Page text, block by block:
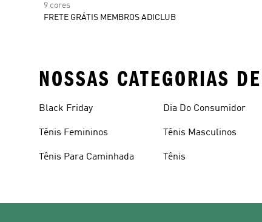
9 cores
FRETE GRÁTIS MEMBROS ADICLUB
NOSSAS CATEGORIAS
Black Friday
Tênis Femininos
Tênis Para Caminhada
Dia Do Consumidor
Tênis Masculinos
Tênis